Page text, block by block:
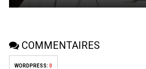
COMMENTAIRES
WORDPRESS: 0